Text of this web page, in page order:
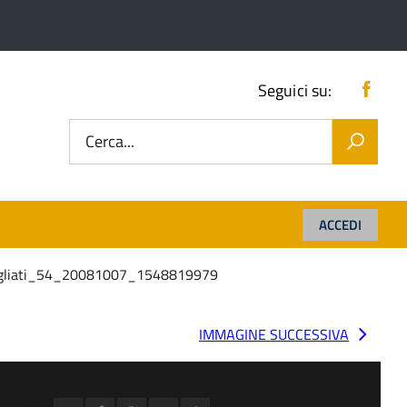
Seguici su:
Cerca...
ACCEDI
IMMAGINE SUCCESSIVA